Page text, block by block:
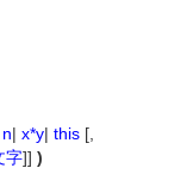
n| x*y| this [,
字]] )